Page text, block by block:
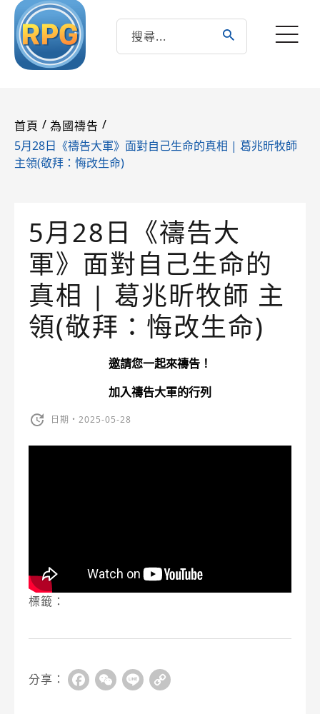
首頁 / 為國禱告 /
5月28日《禱告大軍》面對自己生命的真相 | 葛兆昕牧師
主領(敬拜：悔改生命)
5月28日《禱告大
軍》面對自己生命的
真相 | 葛兆昕牧師 主
領(敬拜：悔改生命)
邀請您一起來禱告！
加入禱告大軍的行列
日期・2025-05-28
標籤：
分享： FacebookWeChat
Line